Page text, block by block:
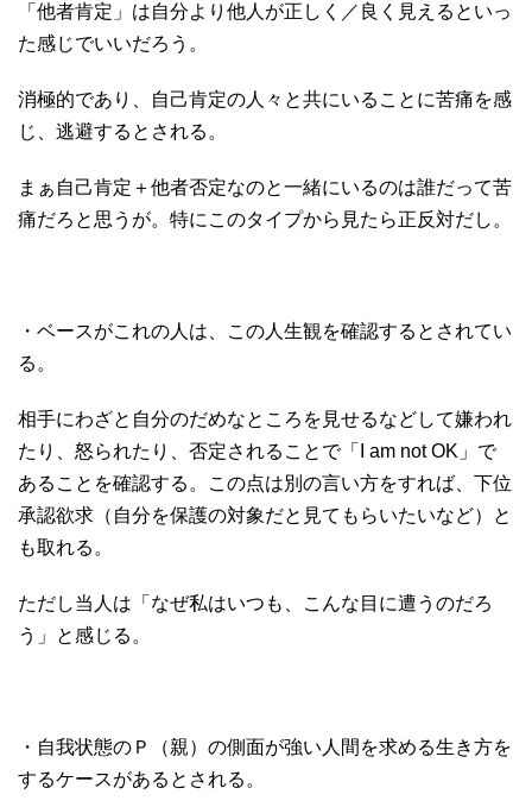
「他者肯定」は自分より他人が正しく／良く見えるといっ
た感じでいいだろう。
消極的であり、自己肯定の人々と共にいることに苦痛を感
じ、逃避するとされる。
まぁ自己肯定＋他者否定なのと一緒にいるのは誰だって苦
痛だろと思うが。特にこのタイプから見たら正反対だし。
・ベースがこれの人は、この人生観を確認するとされてい
る。
相手にわざと自分のだめなところを見せるなどして嫌われ
たり、怒られたり、否定されることで「I am not OK」で
あることを確認する。この点は別の言い方をすれば、下位
承認欲求（自分を保護の対象だと見てもらいたいなど）と
も取れる。
ただし当人は「なぜ私はいつも、こんな目に遭うのだろ
う」と感じる。
・自我状態のＰ（親）の側面が強い人間を求める生き方を
するケースがあるとされる。